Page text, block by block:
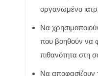
οργανωμένο
Να
που βοηθούν να
πιθανότητα στη
Να αποφασίζουν